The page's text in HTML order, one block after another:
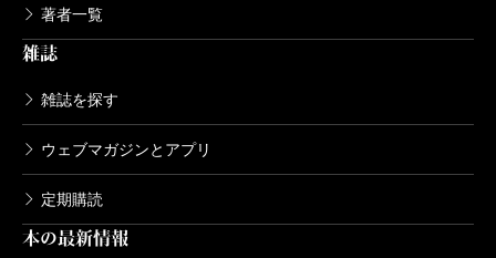
著者一覧
雑誌
雑誌を探す
ウェブマガジンとアプリ
定期購読
本の最新情報